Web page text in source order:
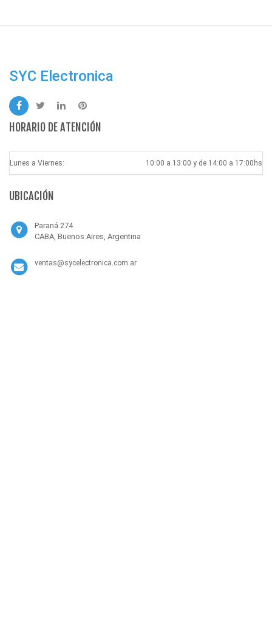
SYC Electronica
HORARIO DE ATENCIÓN
Lunes a Viernes: 10:00 a 13:00 y de 14:00 a 17:00hs
UBICACIÓN
Paraná 274
CABA, Buenos Aires, Argentina
ventas@sycelectronica.com.ar